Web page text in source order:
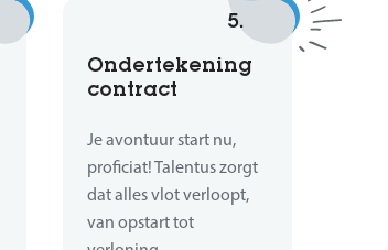
5.
Ondertekening
contract
Je avontuur start nu,
proficiat! Talentus zorgt
dat alles vlot verloopt,
van opstart tot